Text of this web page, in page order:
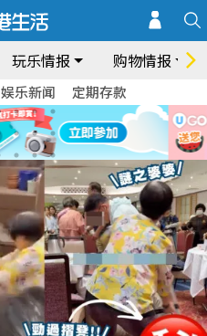
玩乐情报 购物情报
娱乐新闻 定期存款